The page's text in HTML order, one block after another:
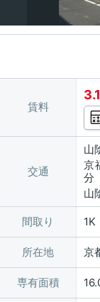
賃料
3.1
交通
山
京
分
山
間取り 1K
所在地 京
専有面積